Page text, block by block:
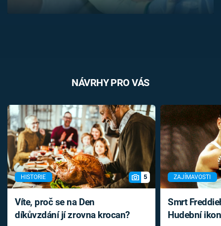
NÁVRHY PRO VÁS
HISTORIE 5
Víte, proč se na Den
díkůvzdání jí zrovna krocan?
ZAJÍMAVOSTI
Smrt
Hudební